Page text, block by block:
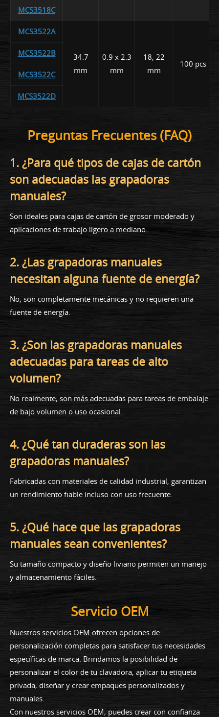
MCS3518C
MCS3522A
34.7
mm
0.9 x 2.3
mm
18, 22
mm
100 pcs
MCS3522B
MCS3522C
MCS3522D
Preguntas Frecuentes (FAQ)
1. ¿Para qué tipos de cajas de cartón
son adecuadas las grapadoras
manuales?
Son ideales para cajas de cartón de grosor moderado y
aplicaciones de trabajo ligero a mediano.
2. ¿Las grapadoras manuales
necesitan alguna fuente de energía?
No, son completamente mecánicas y no requieren una
fuente de energía.
3. ¿Son las grapadoras manuales
adecuadas para tareas de alto
volumen?
No realmente; son más adecuadas para tareas de embalaje
de bajo volumen o uso ocasional.
4. ¿Qué tan duraderas son las
grapadoras manuales?
Fabricadas con materiales de calidad industrial, garantizan
un rendimiento fiable incluso con uso frecuente.
5. ¿Qué hace que las grapadoras
manuales sean convenientes?
Su tamaño compacto y diseño liviano permiten un manejo
y almacenamiento fáciles.
Servicio OEM
Nuestros servicios OEM ofrecen opciones de
personalización completas para satisfacer tus necesidades
específicas de marca. Brindamos la posibilidad de
personalizar el color de tu clavadora, aplicar tu etiqueta
privada, diseñar y crear empaques personalizados y
manuales.
Con nuestros servicios OEM, puedes crear con confianza